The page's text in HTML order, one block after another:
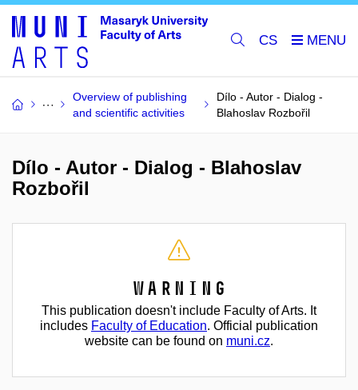
CS
Overview of publishing
and scientific activities
Dílo - Autor - Dialog -
Blahoslav Rozbořil
Dílo - Autor - Dialog - Blahoslav
Rozbořil
Warning
This publication doesn't include Faculty of Arts. It
includes Faculty of Education. Official publication
website can be found on muni.cz.